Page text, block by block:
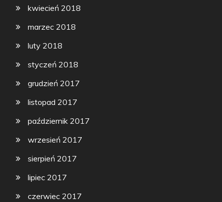
kwiecień 2018
marzec 2018
luty 2018
styczeń 2018
grudzień 2017
listopad 2017
październik 2017
wrzesień 2017
sierpień 2017
lipiec 2017
czerwiec 2017